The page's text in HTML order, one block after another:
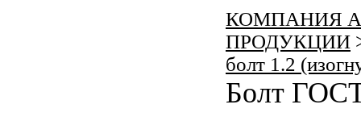
КОМПАНИЯ
ПРОДУКЦИИ
болт 1.2
Болт